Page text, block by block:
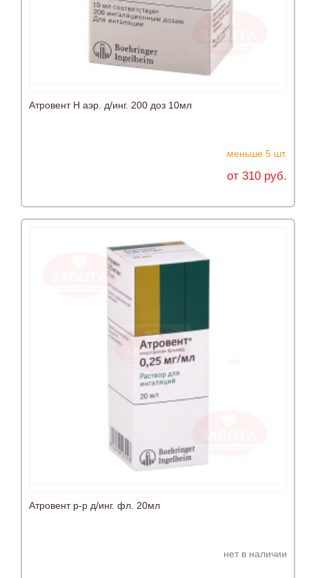
Атровент Н аэр. д/инг. 200 доз 10мл
меньше 5 шт.
от 310 руб.
Атровент р-р д/инг. фл. 20мл
нет в наличии